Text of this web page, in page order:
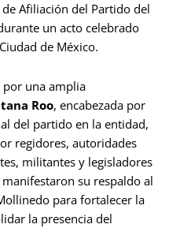
Afiliación del Partido del
un acto celebrado
de México.
por una amplia
Roo, encabezada por
del partido en la entidad,
regidores, autoridades
militantes y legisladores
su respaldo al
para fortalecer la
la presencia del